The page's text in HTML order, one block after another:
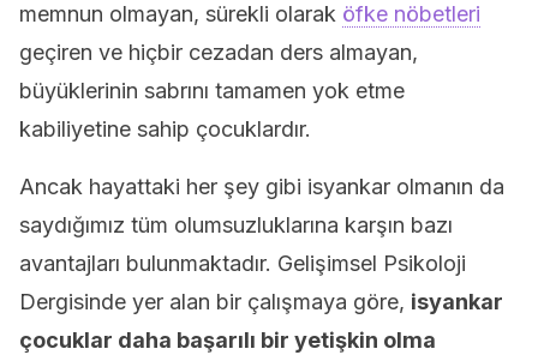
memnun olmayan, sürekli olarak öfke nöbetleri
geçiren ve hiçbir cezadan ders almayan,
büyüklerinin sabrını tamamen yok etme
kabiliyetine sahip çocuklardır.
Ancak hayattaki her şey gibi isyankar olmanın da
saydığımız tüm olumsuzluklarına karşın bazı
avantajları bulunmaktadır. Gelişimsel Psikoloji
Dergisinde yer alan bir çalışmaya göre, isyankar
çocuklar daha başarılı bir yetişkin olma